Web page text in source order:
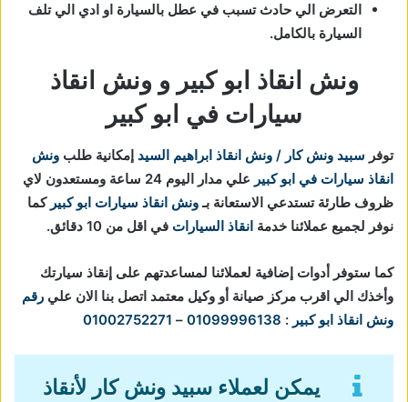
التعرض الي حادث تسبب في عطل بالسيارة او ادي الي تلف
السيارة بالكامل.
ونش انقاذ ابو كبير و ونش انقاذ
سيارات في ابو كبير
توفر سبيد ونش كار / ونش انقاذ ابراهيم السيد إمكانية طلب ونش
انقاذ سيارات في ابو كبير
علي مدار اليوم 24 ساعة ومستعدون لاي
ظروف طارئة تستدعي الاستعانة بـونش انقاذ سيارات ابو كبير كما
نوفر لجميع عملائنا خدمة انقاذ السيارات في اقل من 10 دقائق.
كما ستوفر أدوات إضافية لعملائنا لمساعدتهم على إنقاذ سيارتك
وأخذك الي اقرب مركز صيانة أو وكيل معتمد اتصل بنا الان علي رقم
ونش انقاذ ابو كبير :
01099996138
–
01002752271
يمكن لعملاء سبيد ونش كار لأنقاذ